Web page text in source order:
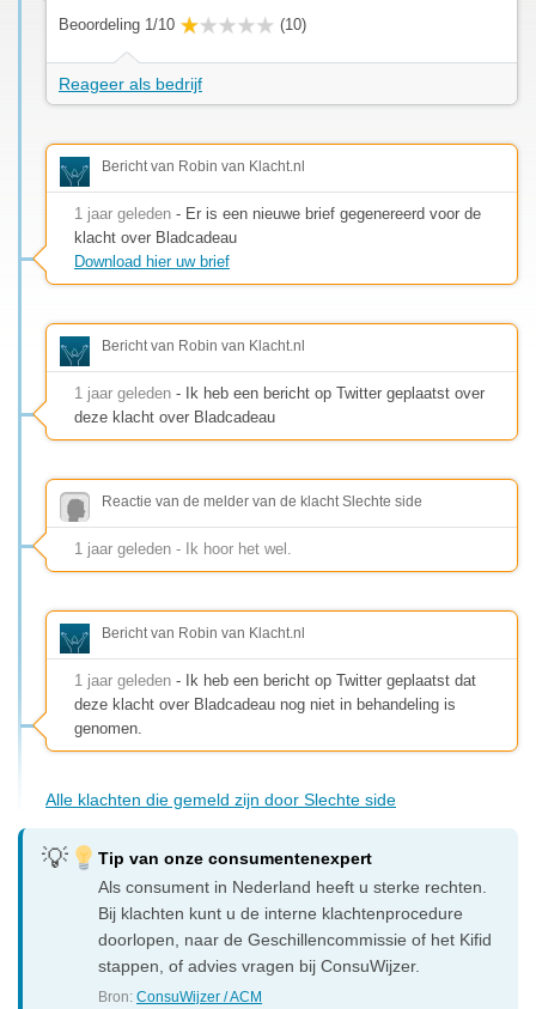
Beoordeling 1/10 (10)
Reageer als bedrijf
Bericht van Robin van Klacht.nl
1 jaar geleden - Er is een nieuwe brief gegenereerd voor de
klacht over Bladcadeau
Download hier uw brief
Bericht van Robin van Klacht.nl
1 jaar geleden - Ik heb een bericht op Twitter geplaatst over
deze klacht over Bladcadeau
Reactie van de melder van de klacht Slechte side
1 jaar geleden - Ik hoor het wel.
Bericht van Robin van Klacht.nl
1 jaar geleden - Ik heb een bericht op Twitter geplaatst dat
deze klacht over Bladcadeau nog niet in behandeling is
genomen.
Alle klachten die gemeld zijn door Slechte side
Tip van onze consumentenexpert
Als consument in Nederland heeft u sterke rechten.
Bij klachten kunt u de interne klachtenprocedure
doorlopen, naar de Geschillencommissie of het Kifid
stappen, of advies vragen bij ConsuWijzer.
Bron:ConsuWijzer / ACM